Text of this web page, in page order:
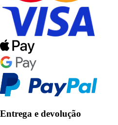
Entrega e devolução